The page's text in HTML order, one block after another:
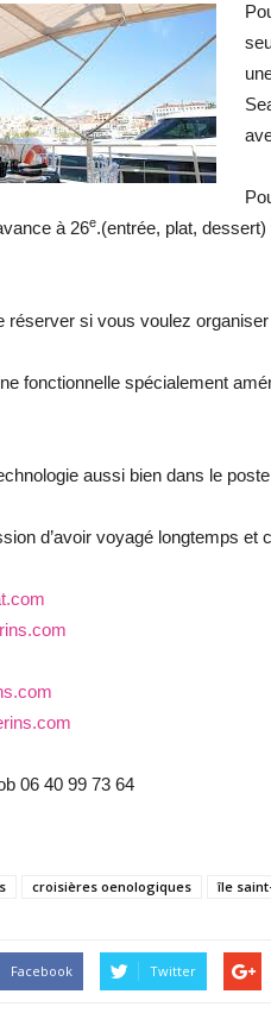
à 26e.(entrée, plat,
réserver si vous voulez
fonctionnelle spécialement
aussi bien dans le
d’avoir voyagé longtemps
06 40 99 73 64
croisières oenologiques île
Facebook Twitter